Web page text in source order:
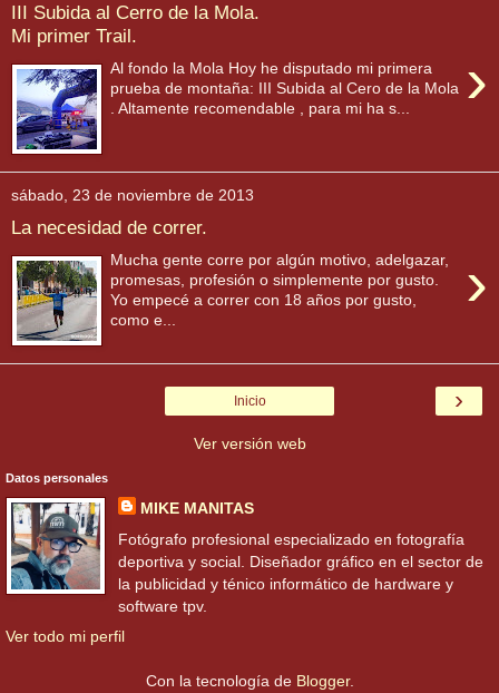
III Subida al Cerro de la Mola.
Mi primer Trail.
›
Al fondo la Mola Hoy he disputado mi primera
prueba de montaña: III Subida al Cero de la Mola
. Altamente recomendable , para mi ha s...
sábado, 23 de noviembre de 2013
La necesidad de correr.
›
Mucha gente corre por algún motivo, adelgazar,
promesas, profesión o simplemente por gusto.
Yo empecé a correr con 18 años por gusto,
como e...
›
Inicio
Ver versión web
Datos personales
MIKE MANITAS
Fotógrafo profesional especializado en fotografía
deportiva y social. Diseñador gráfico en el sector de
la publicidad y ténico informático de hardware y
software tpv.
Ver todo mi perfil
Con la tecnología de Blogger.